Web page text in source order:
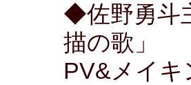
◆佐野勇斗
描の歌」
PV&メイキ